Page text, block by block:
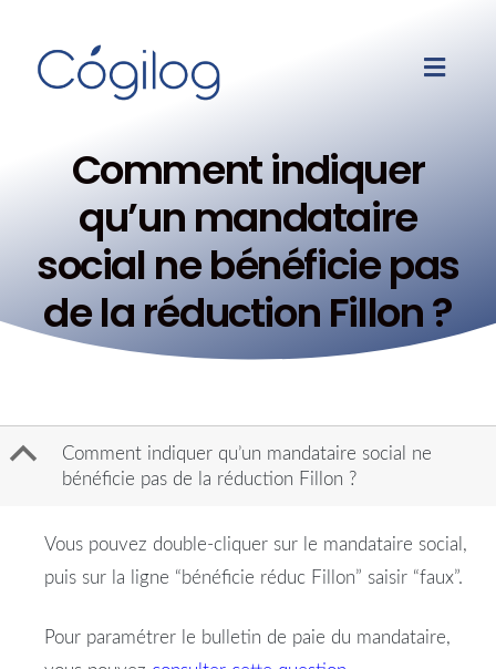
Comment indiquer
qu’un mandataire
social ne bénéficie pas
de la réduction Fillon ?
B
Comment indiquer qu’un mandataire social ne
bénéficie pas de la réduction Fillon ?
Vous pouvez double-cliquer sur le mandataire social,
puis sur la ligne “bénéficie réduc Fillon” saisir “faux”.
Pour paramétrer le bulletin de paie du mandataire,